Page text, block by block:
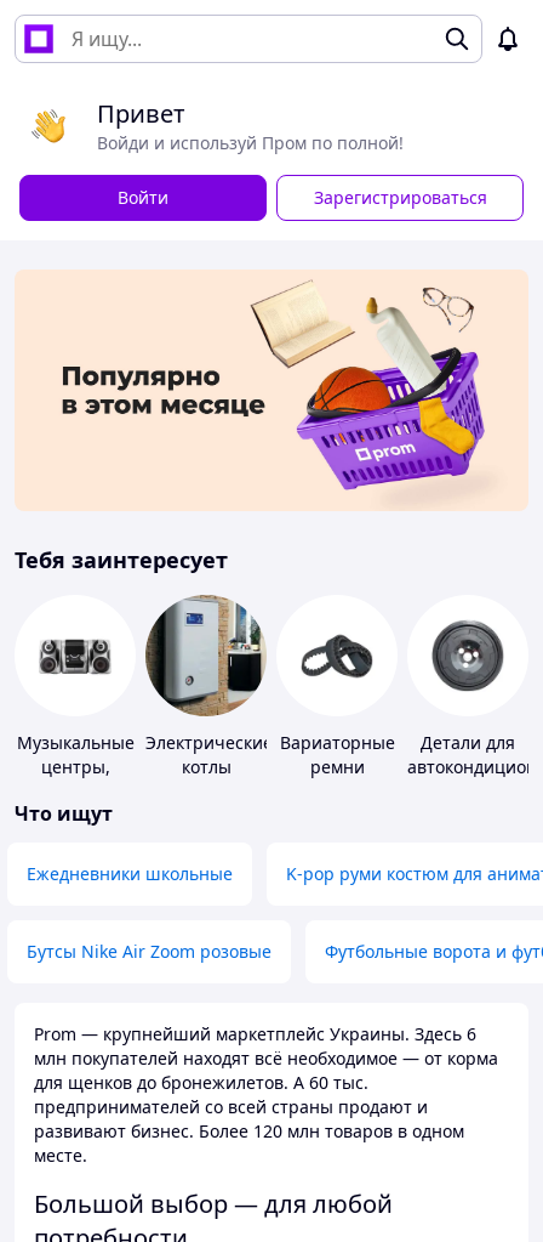
Привет
Войди и используй Пром по полной!
Войти Зарегистрироваться
Тебя заинтересует
Музыкальные
центры,
Электрические
котлы
Вариаторные
ремни
Детали для
Что ищут
Ежедневники школьные K-pop руми костюм для
Бутсы Nike Air Zoom розовые Футбольные ворота и
Prom — крупнейший маркетплейс Украины. Здесь 6
млн покупателей находят всё необходимое — от корма
для щенков до бронежилетов. А 60 тыс.
предпринимателей со всей страны продают и
развивают бизнес. Более 120 млн товаров в одном
месте.
Большой выбор — для любой